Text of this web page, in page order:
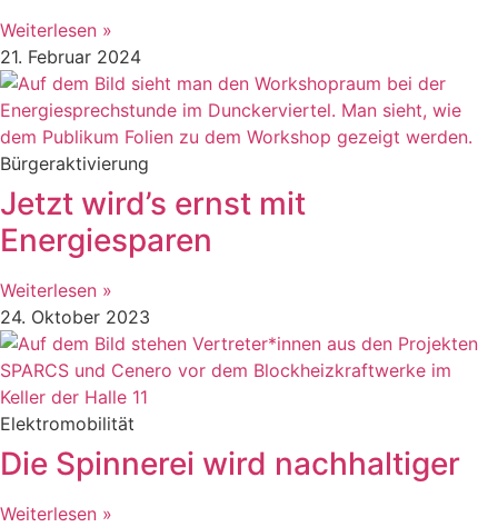
Weiterlesen »
21. Februar 2024
Bürgeraktivierung
Jetzt wird’s ernst mit
Energiesparen
Weiterlesen »
24. Oktober 2023
Elektromobilität
Die Spinnerei wird nachhaltiger
Weiterlesen »